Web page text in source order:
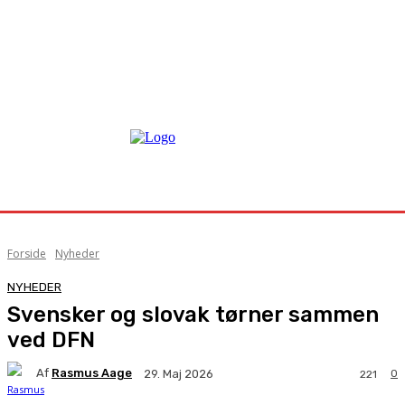
Forside Nyheder
NYHEDER
Svensker og slovak tørner sammen
ved DFN
Af Rasmus Aage 29. Maj 2026 0
221